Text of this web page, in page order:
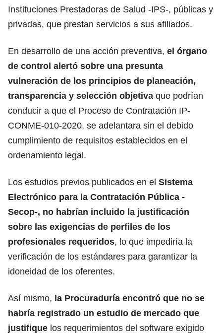
Instituciones Prestadoras de Salud -IPS-, públicas y
privadas, que prestan servicios a sus afiliados.
En desarrollo de una acción preventiva, el órgano
de control alertó sobre una presunta
vulneración de los principios de planeación,
transparencia y selección objetiva que podrían
conducir a que el Proceso de Contratación IP-
CONME-010-2020, se adelantara sin el debido
cumplimiento de requisitos establecidos en el
ordenamiento legal.
Los estudios previos publicados en el Sistema
Electrónico para la Contratación Pública -
Secop-, no habrían incluido la justificación
sobre las exigencias de perfiles de los
profesionales requeridos, lo que impediría la
verificación de los estándares para garantizar la
idoneidad de los oferentes.
Así mismo, la Procuraduría encontró que no se
habría registrado un estudio de mercado que
justifique los requerimientos del software exigido